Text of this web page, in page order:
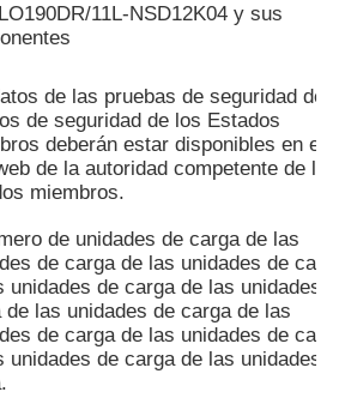
11L-NSD12K04 y sus
de las pruebas de seguridad de
de seguridad de los Estados
deberán estar disponibles en el
de la autoridad competente de los
miembros.
de unidades de carga de las
de carga de las unidades de
unidades de carga de las unidades
de las unidades de carga de las
de carga de las unidades de
unidades de carga de las unidades